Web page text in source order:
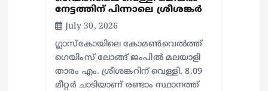
നേട്ടത്തിന് പിന്നാലെ ശ്രീശങ്കര്‍
July 30, 2026
ഗ്ലാസ്‌കോയിലെ കോമണ്‍വെല്‍ത്ത്
ഗെയിംസ് ലോങ്ങ് ജംപില്‍ മലയാളി
താരം എം. ശ്രീശങ്കറിന് വെള്ളി. 8.09
മീറ്റര്‍ ചാടിയാണ് രണ്ടാം സ്ഥാനത്ത്